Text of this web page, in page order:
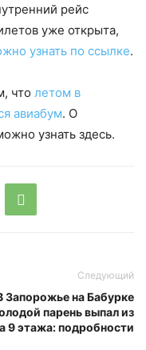
рейс
уже открыта,
узнать по ссылке.
что летом в
авиабум. О
узнать здесь.
Следующий
Запорожье на Бабурке
парень выпал из
9 этажа: подробности